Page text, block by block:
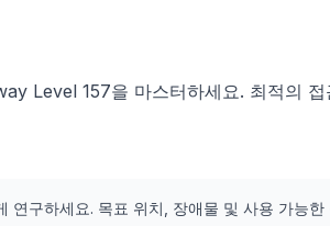
Level 157을 마스터하세요. 최적의
연구하세요. 목표 위치, 장애물 및 사용 가능한